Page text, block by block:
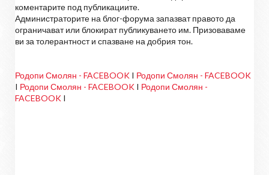
коментарите под публикациите.
Администраторите на блог-форума запазват правото да
ограничават или блокират публикуването им. Призоваваме
ви за толерантност и спазване на добрия тон.
Родопи Смолян - FACEBOOK I Родопи Смолян - FACEBOOK
I Родопи Смолян - FACEBOOK I Родопи Смолян -
FACEBOOK I